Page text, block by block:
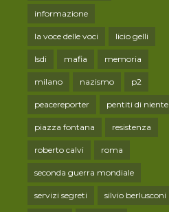
informazione
la voce delle voci licio gelli
lsdi mafia memoria
milano nazismo p2
peacereporter pentiti di niente
piazza fontana resistenza
roberto calvi roma
seconda guerra mondiale
servizi segreti silvio berlusconi